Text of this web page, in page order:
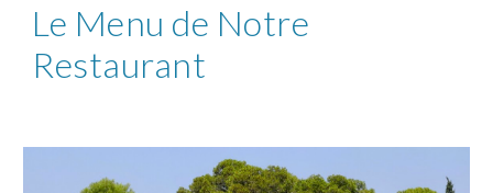
Le Menu de Notre
Restaurant